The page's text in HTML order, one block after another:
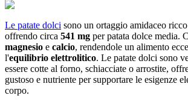
Le patate dolci sono un ortaggio amidaceo
offrendo circa 541 mg per patata dolce media.
magnesio e calcio, rendendole un alimento
l'equilibrio elettrolitico. Le patate dolci sono
essere cotte al forno, schiacciate o arrostite,
gustoso e nutriente per supportare le esigenze
corpo.